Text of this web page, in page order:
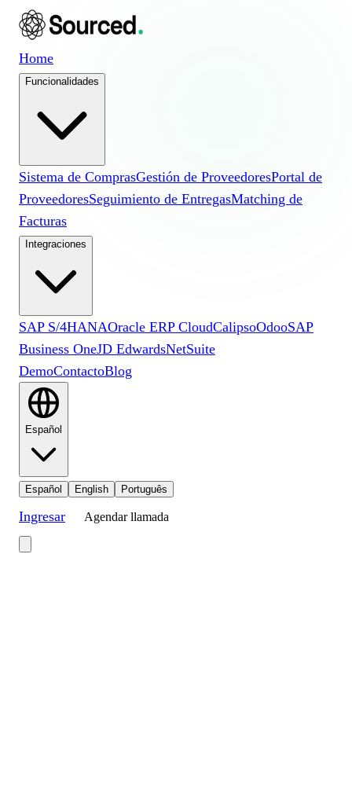
Home
Funcionalidades
Sistema de ComprasGestión de ProveedoresPortal de
ProveedoresSeguimiento de EntregasMatching de
Facturas
Integraciones
SAP S/4HANAOracle ERP CloudCalipsoOdooSAP
Business OneJD EdwardsNetSuite
DemoContactoBlog
Español
Español English Português
Ingresar Agendar llamada